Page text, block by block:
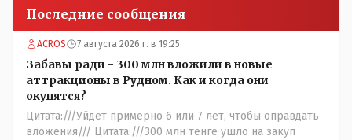
Последние сообщения
ACROS 7 августа 2026 г. в 19:25
Забавы ради - 300 млн вложили в новые
аттракционы в Рудном. Как и когда они
окупятся?
Цитата:///Уйдет примерно 6 или 7 лет, чтобы оправдать
вложения/// Цитата:///300 млн тенге ушло на закуп